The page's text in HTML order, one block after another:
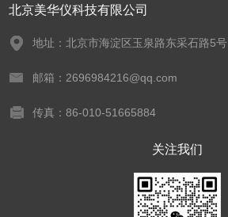
北京美华仪科技有限公司
地址：北京市海淀区玉泉路东采石路5号
邮箱：2696984216@qq.com
传真：86-010-51665884
关注我们